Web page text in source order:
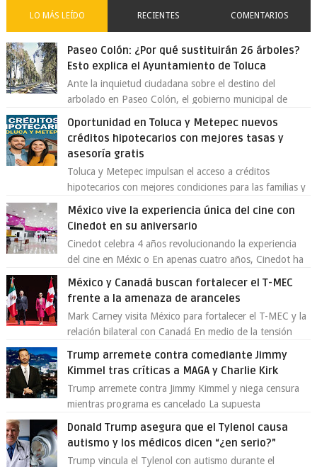
LO MÁS LEÍDO RECIENTES COMENTARIOS
Paseo Colón: ¿Por qué sustituirán 26 árboles?
Esto explica el Ayuntamiento de Toluca
Ante la inquietud ciudadana sobre el destino del
arbolado en Paseo Colón, el gobierno municipal de
Oportunidad en Toluca y Metepec nuevos
créditos hipotecarios con mejores tasas y
asesoría gratis
Toluca y Metepec impulsan el acceso a créditos
hipotecarios con mejores condiciones para las familias y
México vive la experiencia única del cine con
Cinedot en su aniversario
Cinedot celebra 4 años revolucionando la experiencia
del cine en Méxic o En apenas cuatro años, Cinedot ha
México y Canadá buscan fortalecer el T-MEC
frente a la amenaza de aranceles
Mark Carney visita México para fortalecer el T-MEC y la
relación bilateral con Canadá En medio de la tensión
Trump arremete contra comediante Jimmy
Kimmel tras críticas a MAGA y Charlie Kirk
Trump arremete contra Jimmy Kimmel y niega censura
mientras programa es cancelado La supuesta
Donald Trump asegura que el Tylenol causa
autismo y los médicos dicen “¿en serio?”
Trump vincula el Tylenol con autismo durante el